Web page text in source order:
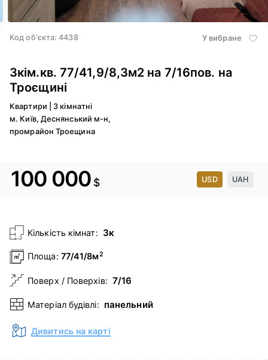
Код об'єкта: 4438 У вибране
3кім.кв. 77/41,9/8,3м2 на 7/16пов. на
Троєщині
Квартири
3 кімнатні
м. Київ, Деснянський м-н,
промрайон Троещина
100 000 $ USD UAH
Кількість кімнат: 3к
Площа: 77/41/8м2
Поверх / Поверхів: 7/16
Матеріал будівлі: панельний
Дивитись на карті